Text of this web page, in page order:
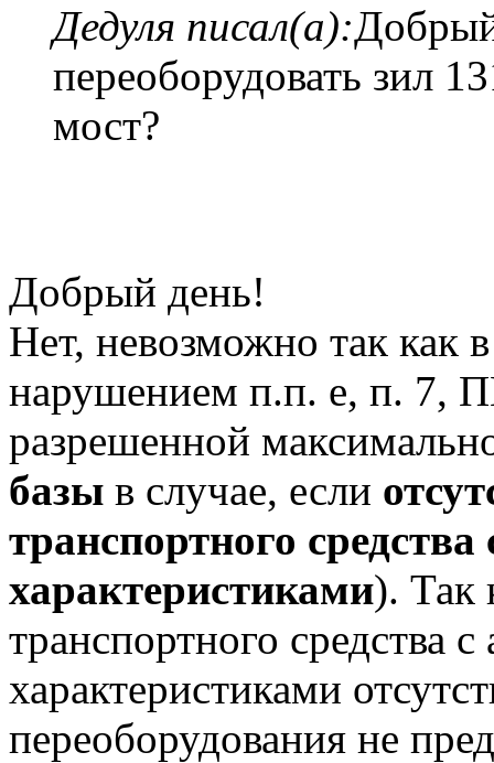
Дедуля писал(а):
переоборудовать зил
мост?
Добрый день!
Нет, невозможно так как
нарушением п.п. е, п. 7,
разрешенной
базы в случае, если
транспортного
характеристиками). Так
транспортного средства
характеристиками
переоборудования не